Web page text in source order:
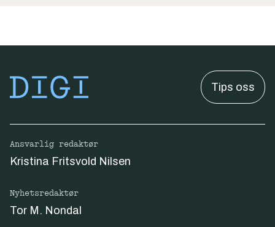
Tips oss
Ansvarlig redaktør
Kristina Fritsvold Nilsen
Nyhetsredaktør
Tor M. Nondal